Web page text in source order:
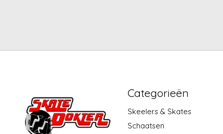
Categorieën
Skeelers & Skates
Schaatsen